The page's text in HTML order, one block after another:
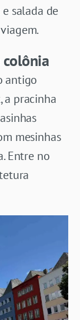
salada de
antigo
a pracinha
mesinhas
Entre no